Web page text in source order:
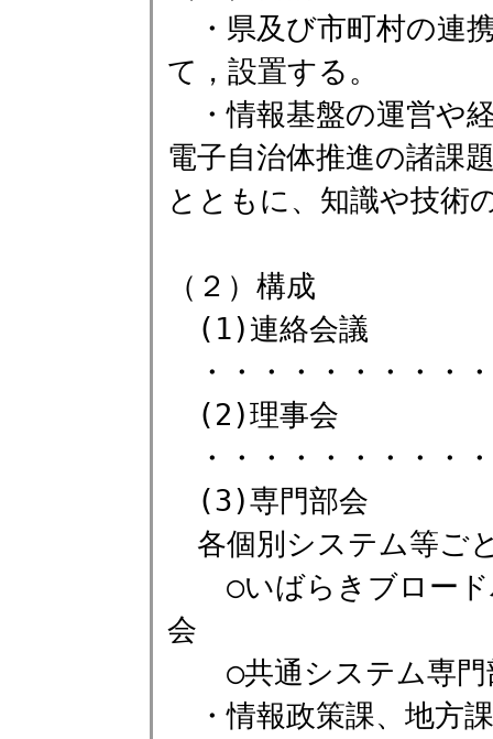
・県及び市町村の連
て，設置する。
・情報基盤の運営や
電子自治体推進の諸課
とともに、知識や技術
（２）構成
(1)連絡会議
・・・・・・・・・
(2)理事会
・・・・・・・・・
(3)専門部会
各個別システム等ご
○いばらきブロード
会
○共通システム専
・情報政策課、地方